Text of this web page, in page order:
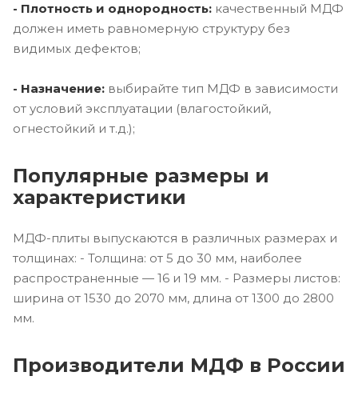
- Плотность и однородность: качественный МДФ
должен иметь равномерную структуру без
видимых дефектов;
- Назначение: выбирайте тип МДФ в зависимости
от условий эксплуатации (влагостойкий,
огнестойкий и т.д.);
Популярные размеры и
характеристики
МДФ-плиты выпускаются в различных размерах и
толщинах: - Толщина: от 5 до 30 мм, наиболее
распространенные — 16 и 19 мм. - Размеры листов:
ширина от 1530 до 2070 мм, длина от 1300 до 2800
мм.
Производители МДФ в России